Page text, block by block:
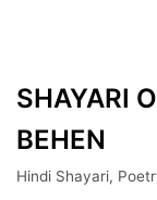
SHAYARI
BEHEN
Hindi Shayari,